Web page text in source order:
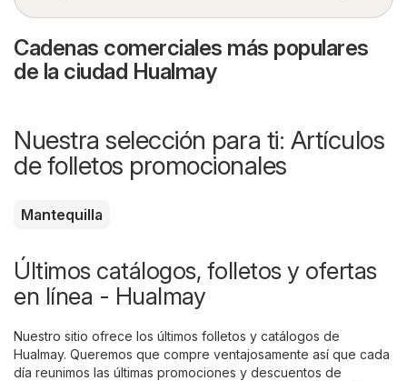
Cadenas comerciales más populares
de la ciudad Hualmay
Nuestra selección para ti: Artículos
de folletos promocionales
Mantequilla
Últimos catálogos, folletos y ofertas
en línea - Hualmay
Nuestro sitio ofrece los últimos folletos y catálogos de
Hualmay. Queremos que compre ventajosamente así que cada
día reunimos las últimas promociones y descuentos de